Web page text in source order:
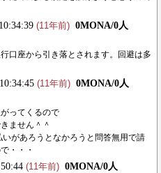
(11年前) 0MONA/0人
口座から引き落とされます。回避は多
(11年前) 0MONA/0人
ってくるので
ません＾＾
があろうとなかろうと問答無用で請
・・・
(11年前) 0MONA/0人